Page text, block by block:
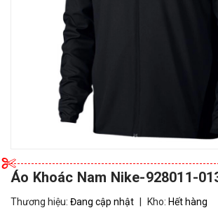
Áo Khoác Nam Nike-928011-
Thương hiệu: Đang cập nhật Kho: Hết hàng